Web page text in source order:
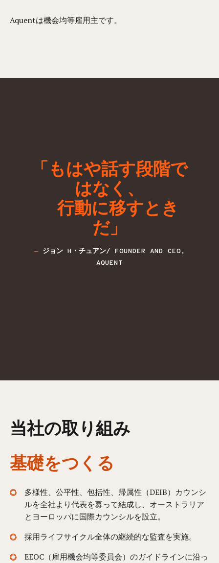
Aquentは機会均等雇用主です。
「もはや話す段階で
はなく、
行動に移すとき
だ」
ジョン H・チュアン/ FOUNDER AND CEO,
AQUENT
当社の取り組み
基礎をつくる
多様性、公平性、包括性、帰属性（DEIB）カウンシ
ルを全社より代表を募って結成し、オーストラリア
とヨーロッパに国際カウンシルを設立。
採用ライフサイクル全体の継続的な監査を実施。
EEOC（雇用機会均等委員会）のガイドラインに沿っ